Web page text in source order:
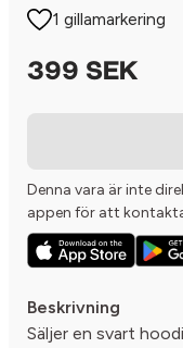
1 gillamarkering
399 SEK
Denna vara är inte
appen för att
Beskrivning
Säljer en svart